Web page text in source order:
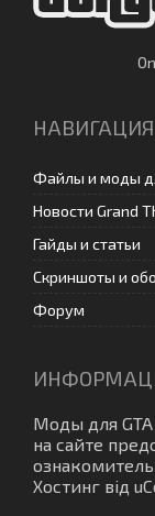
НАВИГАЦИЯ
Файлы и моды
Новости Grand
Гайды и статьи
Скриншоты и
Форум
Моды для GTA
на сайте
Хостинг від